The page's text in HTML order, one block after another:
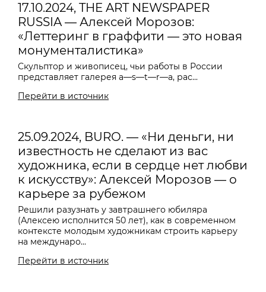
17.10.2024, THE ART NEWSPAPER
RUSSIA — Алексей Морозов:
«Леттеринг в граффити — это новая
монументалистика»
Скульптор и живописец, чьи работы в России
представляет галерея a—s—t—r—a, рас...
Перейти в источник
25.09.2024, BURO. — «Ни деньги, ни
известность не сделают из вас
художника, если в сердце нет любви
к искусству»: Алексей Морозов — о
карьере за рубежом
Решили разузнать у завтрашнего юбиляра
(Алексею исполнится 50 лет), как в современном
контексте молодым художникам строить карьеру
на междунаро...
Перейти в источник